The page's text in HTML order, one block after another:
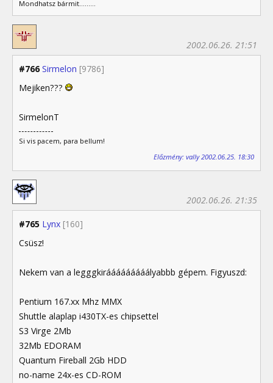
Mondhatsz bármit.........
#766 Sirmelon [9786]
2002.06.26. 21:51
Mejiken???
SirmelonT
Si vis pacem, para bellum!
Előzmény: vally 2002.06.25. 18:30
#765 Lynx [160]
2002.06.26. 21:35
Csüsz!
Nekem van a legggkirááááááááályabbb gépem. Figyuszd:
Pentium 167.xx Mhz MMX
Shuttle alaplap i430TX-es chipsettel
S3 Virge 2Mb
32Mb EDORAM
Quantum Fireball 2Gb HDD
no-name 24x-es CD-ROM